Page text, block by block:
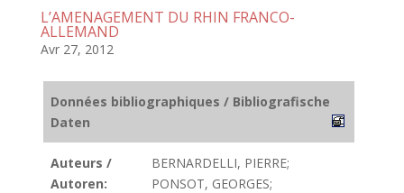
L’AMENAGEMENT DU RHIN FRANCO-
ALLEMAND
Avr 27, 2012
Données bibliographiques / Bibliografische
Daten
Auteurs /
Autoren:
BERNARDELLI, PIERRE;
PONSOT, GEORGES;